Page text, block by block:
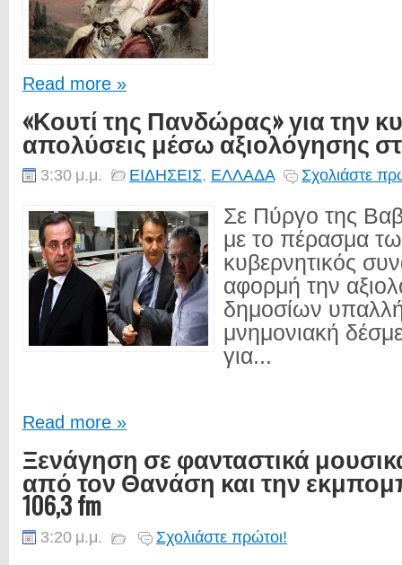
Read more »
«Κουτί της Πανδώρας» για την
απολύσεις μέσω αξιολόγησης
3:30 μ.μ. ΕΙΔΗΣΕΙΣ, ΕΛΛΑΔΑ Σχολιάστε
Σε Πύργο της
με το πέρασμα
κυβερνητικός
αφορμή την
δημοσίων
μνημονιακή
για...
Read more »
Ξενάγηση σε φανταστικά
από τον Θανάση και την
106,3 fm
3:20 μ.μ. Σχολιάστε πρώτοι!